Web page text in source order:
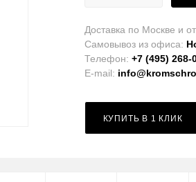
Доставка по Москве и
Самовывоз из офиса:
Телефон:+7 (495) 268-
E-mail:
КУПИТЬ В 1 КЛИК